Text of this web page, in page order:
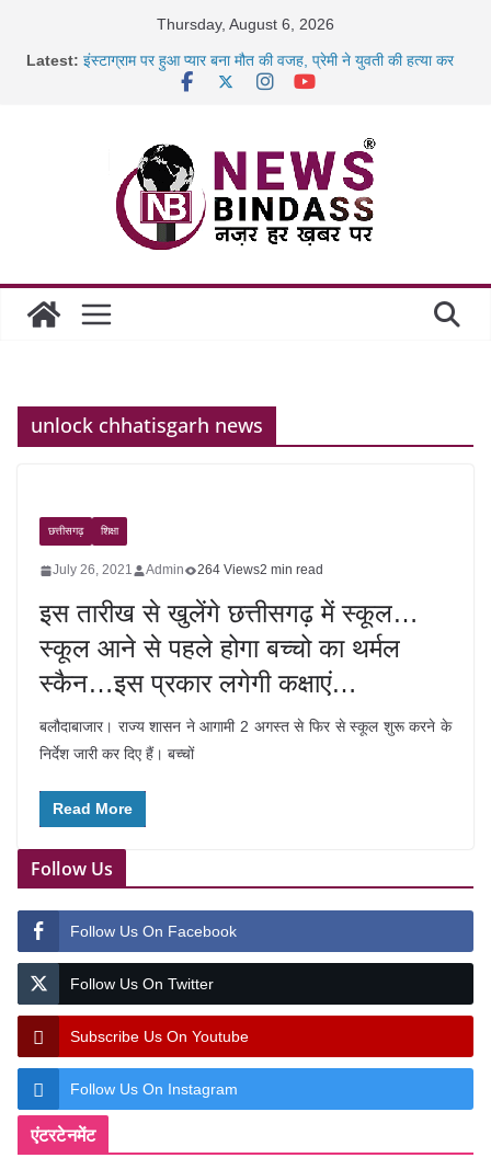
Thursday, August 6, 2026
Latest: इंस्टाग्राम पर हुआ प्यार बना मौत की वजह, प्रेमी ने युवती की हत्या कर
रायपुर स्टेशन पर 500 किलो पनीर की खेप जब्त, अमरकंटक एक्सप्रेस
निराश्रित मवेशियों को मिलेगा आश्रय, प्रदेश में बनेंगे 1460 गौधाम
unlock chhatisgarh news
छत्तीसगढ़ शिक्षा
July 26, 2021 Admin 264 Views2 min read
इस तारीख से खुलेंगे छत्तीसगढ़ में स्कूल…
स्कूल आने से पहले होगा बच्चो का थर्मल
स्कैन…इस प्रकार लगेगी कक्षाएं…
बलौदाबाजार। राज्य शासन ने आगामी 2 अगस्त से फिर से स्कूल शुरू करने के
निर्देश जारी कर दिए हैं। बच्चों
Read More
Follow Us
Follow Us On Facebook
Follow Us On Twitter
Subscribe Us On Youtube
Follow Us On Instagram
एंटरटेनमेंट